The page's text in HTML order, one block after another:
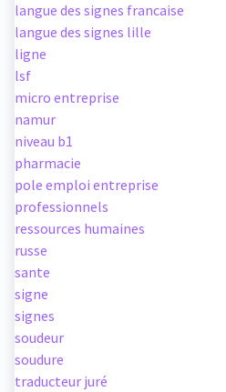
langue des signes francaise
langue des signes lille
ligne
lsf
micro entreprise
namur
niveau b1
pharmacie
pole emploi entreprise
professionnels
ressources humaines
russe
sante
signe
signes
soudeur
soudure
traducteur juré